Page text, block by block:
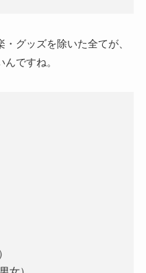
グッズを除いた全てが、
ですね。